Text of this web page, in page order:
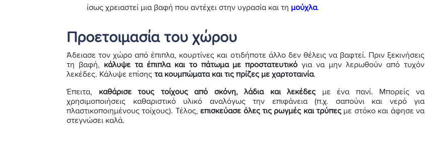
ίσως χρειαστεί μια βαφή που αντέχει στην υγρασία και τη μούχλα.
Προετοιμασία του χώρου
Άδειασε τον χώρο από έπιπλα, κουρτίνες και οτιδήποτε άλλο δεν θέλεις να βαφτεί. Πριν ξεκινήσεις
τη βαφή, κάλυψε τα έπιπλα και το πάτωμα με προστατευτικό για να μην λερωθούν από τυχόν
λεκέδες. Κάλυψε επίσης τα κουμπώματα και τις πρίζες με χαρτοταινία.
Έπειτα, καθάρισε τους τοίχους από σκόνη, λάδια και λεκέδες με ένα πανί. Μπορείς να
χρησιμοποιήσεις καθαριστικό υλικό αναλόγως την επιφάνεια (π.χ. σαπούνι και νερό για
πλαστικοποιημένους τοίχους). Τέλος,επισκεύασε όλες τις ρωγμές και τρύπες με στόκο και άφησε να
στεγνώσει καλά.